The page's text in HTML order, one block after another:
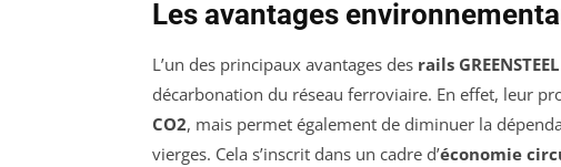
Les avantages
L’un des principaux avantages des rails GREENSTEEL
décarbonation du réseau ferroviaire. En effet, leur
CO2, mais permet également de diminuer la
vierges. Cela s’inscrit dans un cadre d’économie